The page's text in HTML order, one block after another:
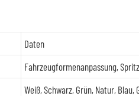
Daten
Fahrzeugformenanpassung,
Weiß, Schwarz, Grün, Natur, Blau,